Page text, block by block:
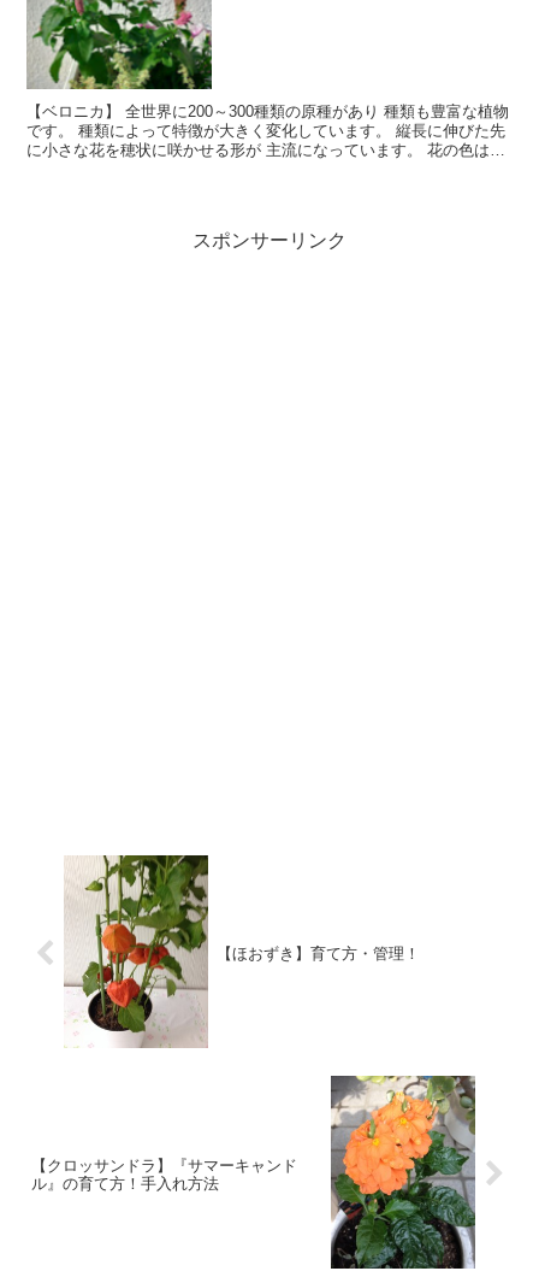
【ベロニカ】 全世界に200～300種類の原種があり 種類も豊富な植物
です。 種類によって特徴が大きく変化しています。 縦長に伸びた先
に小さな花を穂状に咲かせる形が 主流になっています。 花の色は、
スポンサーリンク
【ほおずき】育て方・管理！
【クロッサンドラ】『サマーキャンド
ル』の育て方！手入れ方法